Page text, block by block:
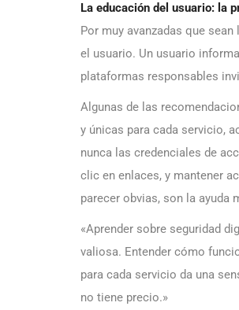
La educación del usuario: la
Por muy avanzadas que
el usuario. Un usuario
plataformas responsables
Algunas de las
y únicas para cada servicio,
nunca las credenciales de
clic en enlaces, y mantener
parecer obvias, son la ayuda
«Aprender sobre seguridad
valiosa. Entender cómo
para cada servicio da una
no tiene precio.»